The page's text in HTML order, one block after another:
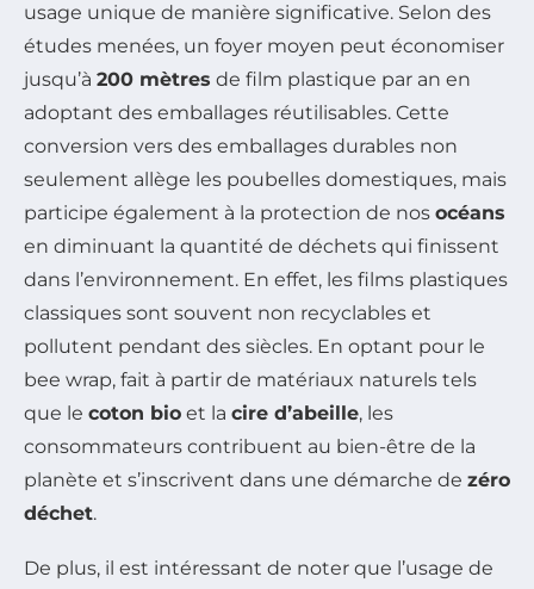
usage unique de manière significative. Selon des
études menées, un foyer moyen peut économiser
jusqu’à 200 mètres de film plastique par an en
adoptant des emballages réutilisables. Cette
conversion vers des emballages durables non
seulement allège les poubelles domestiques, mais
participe également à la protection de nos océans
en diminuant la quantité de déchets qui finissent
dans l’environnement. En effet, les films plastiques
classiques sont souvent non recyclables et
pollutent pendant des siècles. En optant pour le
bee wrap, fait à partir de matériaux naturels tels
que le coton bio et la cire d’abeille, les
consommateurs contribuent au bien-être de la
planète et s’inscrivent dans une démarche de zéro
déchet.
De plus, il est intéressant de noter que l’usage de